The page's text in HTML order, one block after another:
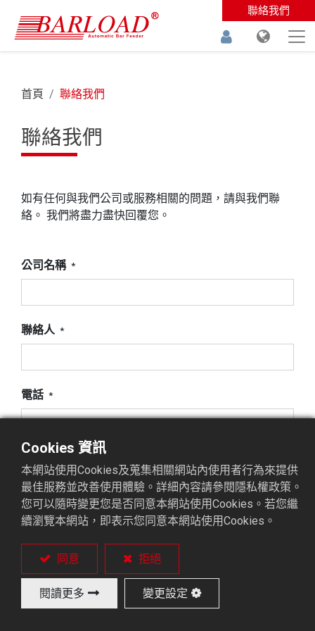
聯絡我們
首頁 聯絡我們
聯絡我們
如有任何與我們公司或服務相關的問題，請與我們聯
絡。 我們將盡力盡快回覆您。
公司名稱 *
聯絡人 *
電話 *
傳真
信箱 *
Cookies 資訊
本網站使用Cookies及蒐集相關網站內使用者行為來提供
最佳服務並改善使用體驗。詳細內容請參閱隱私權政策。
您可以隨時變更您是否同意本網站使用Cookies。若您繼
續瀏覽本網站，即表示您同意本網站使用Cookies。
同意 拒絕
閱讀更多 變更設定